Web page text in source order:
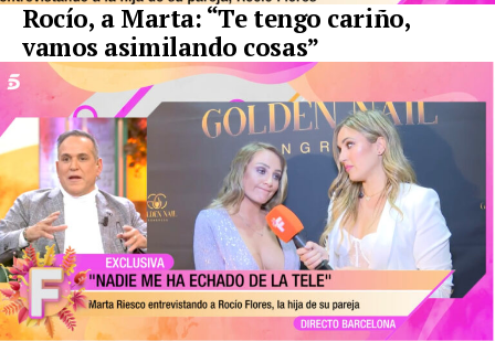
Rocío, a Marta: “Te tengo cariño,
vamos asimilando cosas”